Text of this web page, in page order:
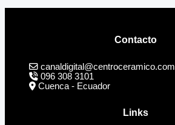
Contacto
canaldigital@centroceramico.com
096 308 3101
Cuenca - Ecuador
Links